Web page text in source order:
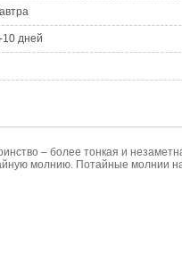
10 дней
– более тонкая и
молнию. Потайные молнии